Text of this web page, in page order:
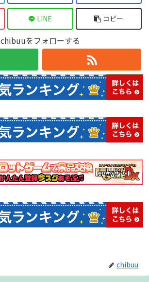
●アーケードモード
「トラブル☆ウィッチーズふぁいなる！」の標準ゲームモー
ド。初心者から上級者まで誰もがゼッタイ楽しめる全４難易
度を実装。
フルボイスによるストーリーがついたゲームモード。１１人
の魔女たちによるゆるゆるストーリーがクセになるかも。
●ワルプルギスナイトモード
魔女も敵もパワーアップ！ ボーナス要素などが追加され、
圧倒的ジャラジャラに磨きがかかった超巨強極大ジャラジャ
●スコアアタックモード
２分間、５分間の制限時間内で、ひたすらスコアを稼ぐモー
ド。腕前レベルに合わせられる全４難易度を実装。
●エンドレスモード
周回プレイモード。プレイ状況はセーブが可能で、ランキン
グにも登録可能！ 高次周がとにかくアツい！
●プラクティスモード
好きな時に好きな場所で練習が可能。豊富な設定項目があ
り、いつもと違った状況のシミュレートや練習も出来ちゃい
ます。
各ゲームモードはオンラインランキングに対応しており、上
位ランキングでは豪華な魔女帽子があなたの名前に付きま
す！
LINE コピー
chibuuをフォローする
chibuu